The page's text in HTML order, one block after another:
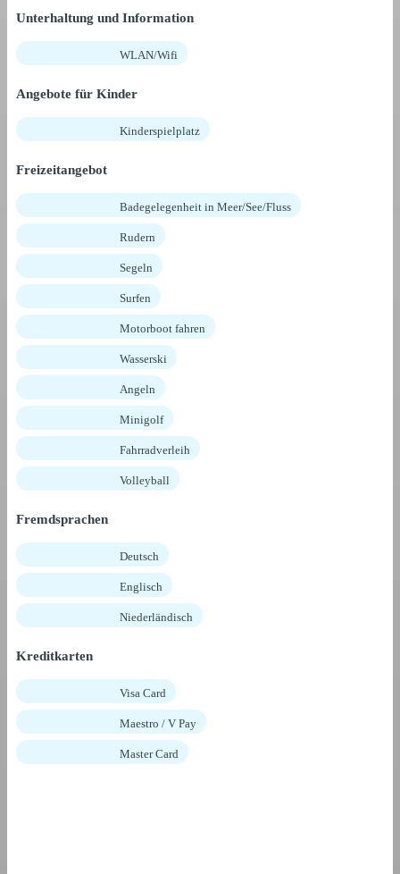
Unterhaltung und Information
WLAN/Wifi
Angebote für Kinder
Kinderspielplatz
Freizeitangebot
Badegelegenheit in Meer/See/Fluss
Rudern
Segeln
Surfen
Motorboot fahren
Wasserski
Angeln
Minigolf
Fahrradverleih
Volleyball
Fremdsprachen
Deutsch
Englisch
Niederländisch
Kreditkarten
Visa Card
Maestro / V Pay
Master Card